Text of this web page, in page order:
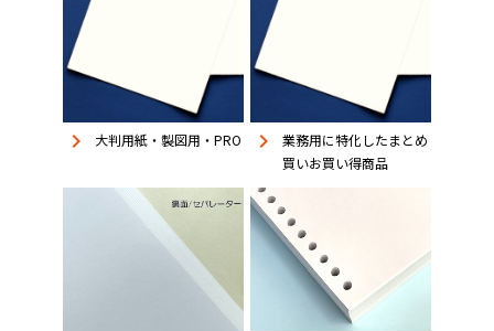
keyboard_arrow_right 大判用紙・製図用・PRO keyboard_arrow_right
業務用に特化したまとめ
買いお買い得商品